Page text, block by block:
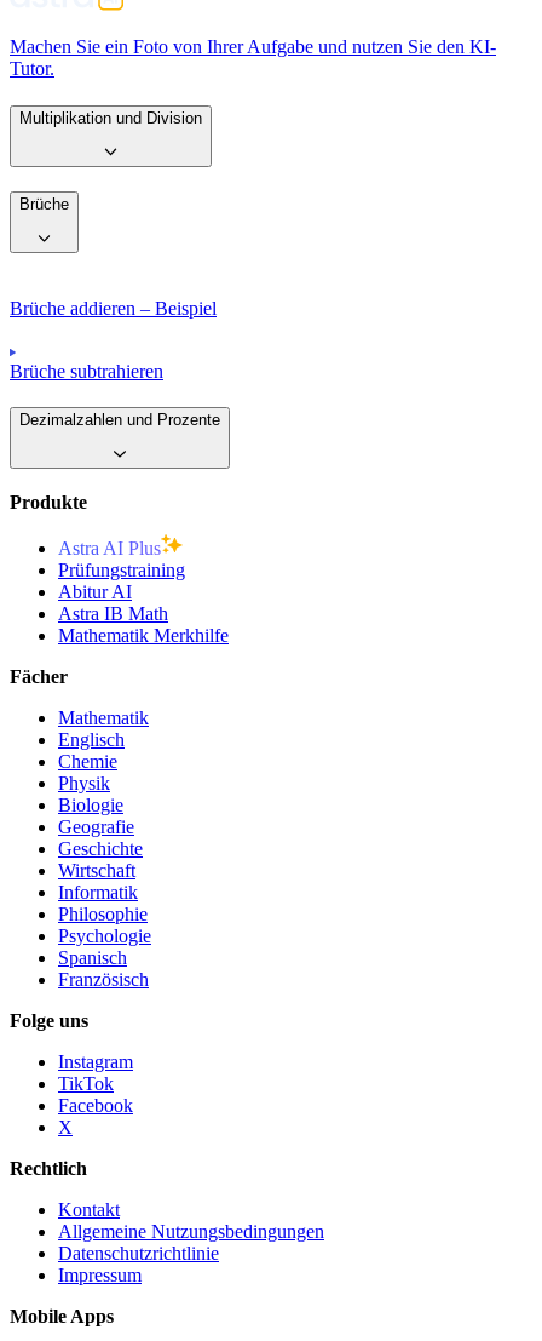
Machen Sie ein Foto von Ihrer Aufgabe und nutzen Sie den KI-
Tutor.
Multiplikation und Division
Brüche
Brüche addieren – Beispiel
Brüche subtrahieren
Dezimalzahlen und Prozente
Produkte
Astra AI Plus
Prüfungstraining
Abitur AI
Astra IB Math
Mathematik Merkhilfe
Fächer
Mathematik
Englisch
Chemie
Physik
Biologie
Geografie
Geschichte
Wirtschaft
Informatik
Philosophie
Psychologie
Spanisch
Französisch
Folge uns
Instagram
TikTok
Facebook
X
Rechtlich
Kontakt
Allgemeine Nutzungsbedingungen
Datenschutzrichtlinie
Impressum
Mobile Apps